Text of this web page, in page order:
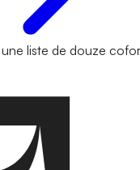
liste de douze